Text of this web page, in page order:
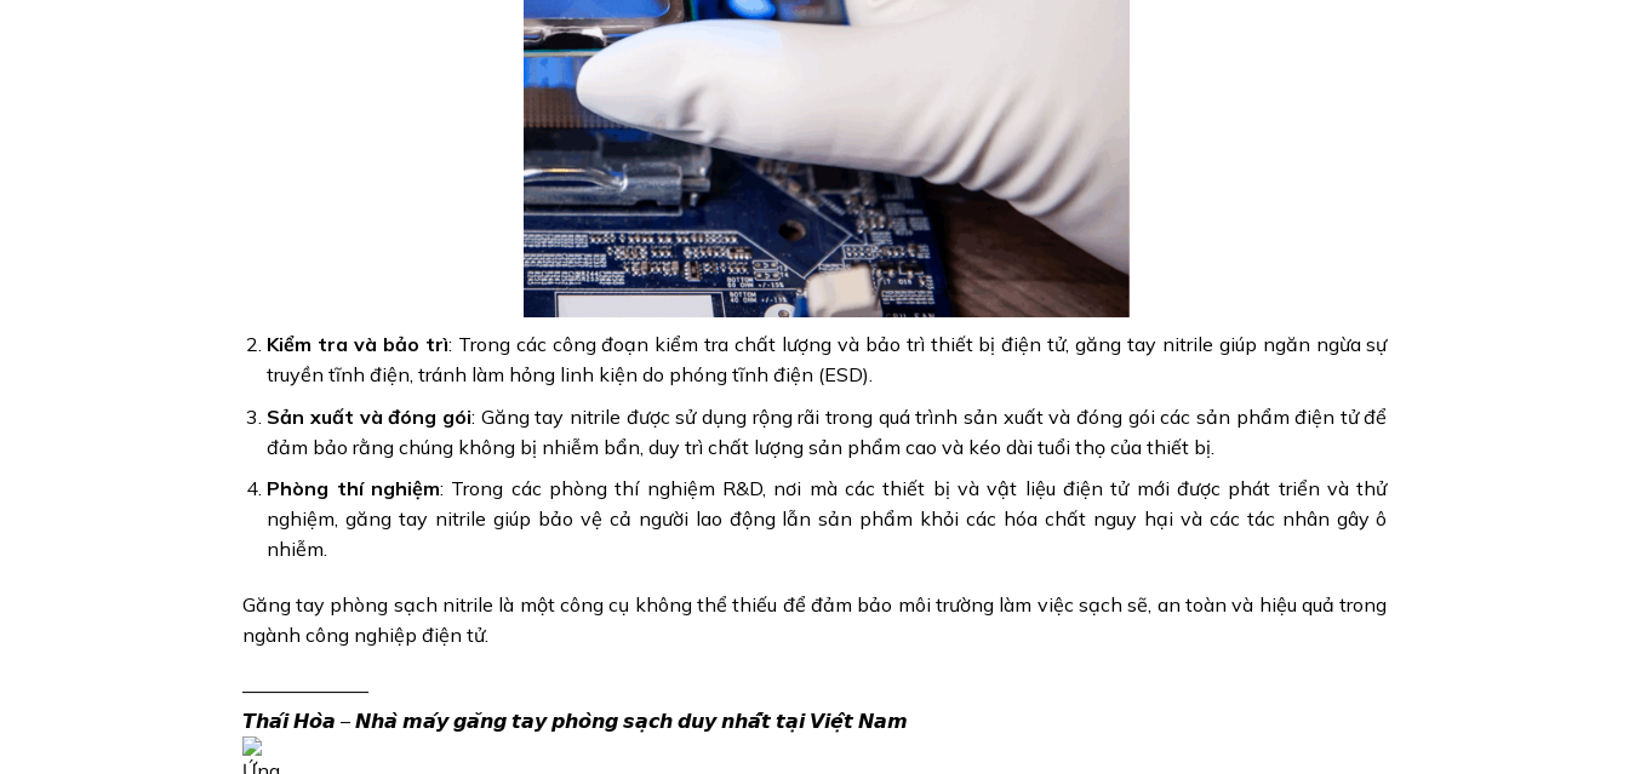
Kiểm tra và bảo trì: Trong các công đoạn kiểm tra chất lượng và bảo trì thiết bị điện tử, găng tay nitrile giúp ngăn ngừa sự
truyền tĩnh điện, tránh làm hỏng linh kiện do phóng tĩnh điện (ESD).
Sản xuất và đóng gói: Găng tay nitrile được sử dụng rộng rãi trong quá trình sản xuất và đóng gói các sản phẩm điện tử để
đảm bảo rằng chúng không bị nhiễm bẩn, duy trì chất lượng sản phẩm cao và kéo dài tuổi thọ của thiết bị.
Phòng thí nghiệm: Trong các phòng thí nghiệm R&D, nơi mà các thiết bị và vật liệu điện tử mới được phát triển và thử
nghiệm, găng tay nitrile giúp bảo vệ cả người lao động lẫn sản phẩm khỏi các hóa chất nguy hại và các tác nhân gây ô
nhiễm.
Găng tay phòng sạch nitrile là một công cụ không thể thiếu để đảm bảo môi trường làm việc sạch sẽ, an toàn và hiệu quả trong
ngành công nghiệp điện tử.
——————–
𝙏𝙝𝙖́𝙞 𝙃𝙤̀𝙖 – 𝙉𝙝𝙖̀ 𝙢𝙖́𝙮 𝙜𝙖̆𝙣𝙜 𝙩𝙖𝙮 𝙥𝙝𝙤̀𝙣𝙜 𝙨𝙖̣𝙘𝙝 𝙙𝙪𝙮 𝙣𝙝𝙖̂́𝙩 𝙩𝙖̣𝙞 𝙑𝙞𝙚̣̂𝙩 𝙉𝙖𝙢